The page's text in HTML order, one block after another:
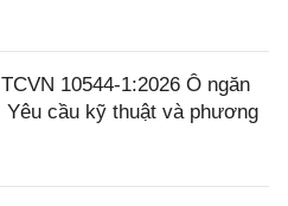
10544-1:2026 Ô ngăn
Yêu cầu kỹ thuật và phương